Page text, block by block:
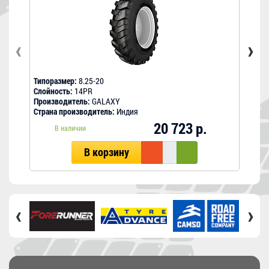
Типоразмер: 8.25-20
Слойность: 14PR
Производитель: GALAXY
Страна производитель: Индия
В наличии 20 723 р.
В корзину
‹ ›
‹ ›